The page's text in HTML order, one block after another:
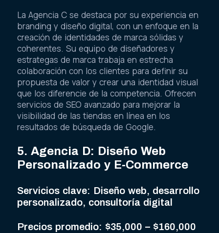
La Agencia C se destaca por su experiencia en
branding y diseño digital, con un enfoque en la
creación de identidades de marca sólidas y
coherentes. Su equipo de diseñadores y
estrategas de marca trabaja en estrecha
colaboración con los clientes para definir su
propuesta de valor y crear una identidad visual
que los diferencie de la competencia. Ofrecen
servicios de SEO avanzado para mejorar la
visibilidad de las tiendas en línea en los
resultados de búsqueda de Google.
5. Agencia D: Diseño Web
Personalizado y E-Commerce
Servicios clave: Diseño web, desarrollo
personalizado, consultoría digital
Precios promedio: $35,000 – $160,000